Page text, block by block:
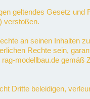
geltendes Gesetz
verstoßen.
an seinen Inhalten
Rechte sein,
modellbau.de
Dritte beleidigen,